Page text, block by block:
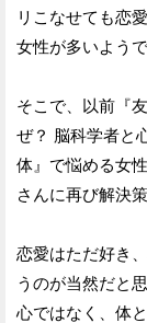
リこなせても恋
女性が多いようで
そこで、以前『
ぜ？ 脳科学者と
体』で悩める女
さんに再び解決
恋愛はただ好き
うのが当然だと
心ではなく、体